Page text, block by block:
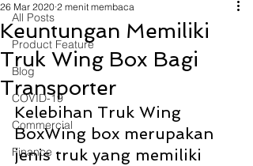
All Posts
Product Feature
Blog
COVID-19
Commercial
Finance
Keuntungan Memiliki
Truk Wing Box Bagi
Transporter
26 Mar 2020 2 menit membaca
Kelebihan Truk Wing
BoxWing box merupakan
jenis truk yang memiliki